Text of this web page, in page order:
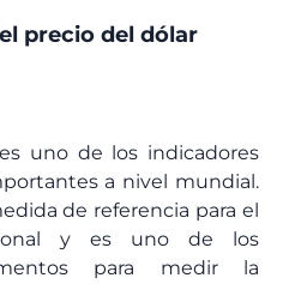
precio del dólar
uno de los indicadores
a nivel mundial.
de referencia para el
y es uno de los
para medir la